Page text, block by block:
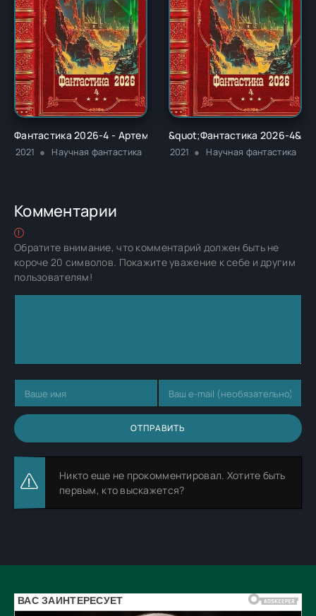
Фантастика 2026-4 - Артемий Скабер
2021 Научная фантастика
&quot;Фантастика 2026-
2021 Научная фантастика
Комментарии
Обратите внимание, что комментарий должен быть не
короче 20 символов. Покажите уважение к себе и другим
пользователям!
ОТПРАВИТЬ
Никто еще не прокомментировал. Хотите быть
первым, кто выскажется?